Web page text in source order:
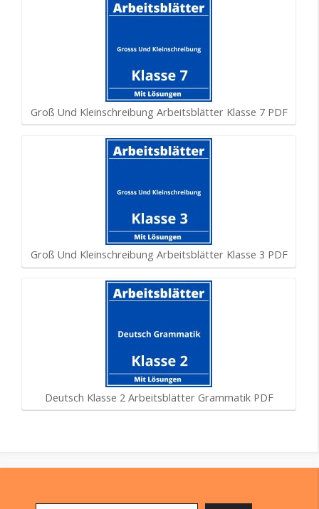
Groß Und Kleinschreibung Arbeitsblätter Klasse 7 PDF
Groß Und Kleinschreibung Arbeitsblätter Klasse 3 PDF
Deutsch Klasse 2 Arbeitsblätter Grammatik PDF